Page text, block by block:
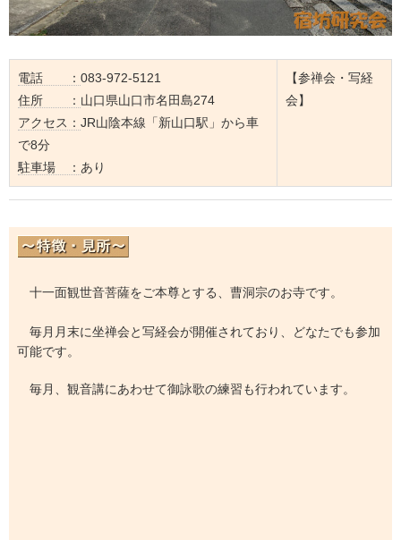
電話 ： 083-972-5121
住所 ： 山口県山口市名田島274
アクセス： JR山陰本線「新山口駅」から車
で8分
駐車場 ： あり
【参禅会・写経
会】
十一面観世音菩薩をご本尊とする、曹洞宗のお寺です。
毎月月末に坐禅会と写経会が開催されており、どなたでも参加
可能です。
毎月、観音講にあわせて御詠歌の練習も行われています。